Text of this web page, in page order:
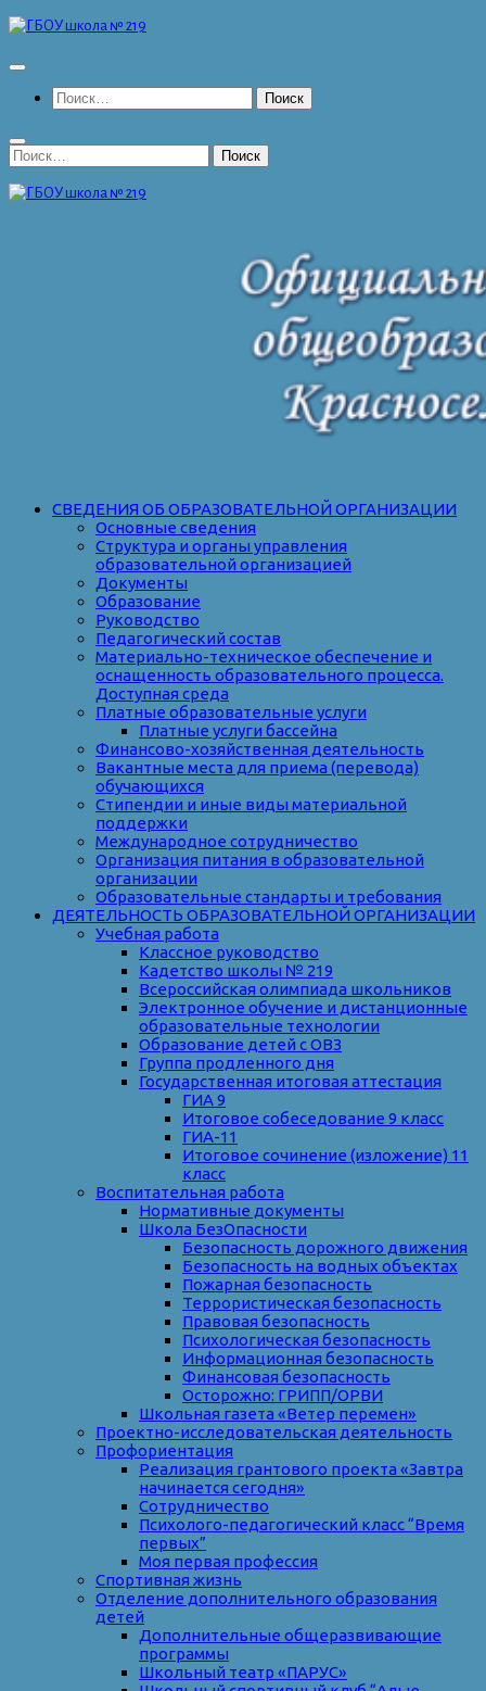
Перейти
содержимому
Найти:
Найти:
СВЕДЕНИЯ ОБ ОБРАЗОВАТЕЛЬНОЙ ОРГАНИЗАЦИИ
Основные сведения
Структура и органы управления
образовательной организацией
Документы
Образование
Руководство
Педагогический состав
Материально-техническое обеспечение и
оснащенность образовательного процесса.
Доступная среда
Платные образовательные услуги
Платные услуги бассейна
Финансово-хозяйственная деятельность
Вакантные места для приема (перевода)
обучающихся
Стипендии и иные виды материальной
поддержки
Международное сотрудничество
Организация питания в образовательной
организации
Образовательные стандарты и требования
ДЕЯТЕЛЬНОСТЬ ОБРАЗОВАТЕЛЬНОЙ ОРГАНИЗАЦИИ
Учебная работа
Классное руководство
Кадетство школы № 219
Всероссийская олимпиада школьников
Электронное обучение и дистанционные
образовательные технологии
Образование детей с ОВЗ
Группа продленного дня
Государственная итоговая аттестация
ГИА 9
Итоговое собеседование 9 класс
ГИА-11
Итоговое сочинение (изложение) 11
класс
Воспитательная работа
Нормативные документы
Школа БезОпасности
Безопасность дорожного движения
Безопасность на водных объектах
Пожарная безопасность
Террористическая безопасность
Правовая безопасность
Психологическая безопасность
Информационная безопасность
Финансовая безопасность
Осторожно: ГРИПП/ОРВИ
Школьная газета «Ветер перемен»
Проектно-исследовательская деятельность
Профориентация
Реализация грантового проекта «Завтра
начинается сегодня»
Сотрудничество
Психолого-педагогический класс “Время
первых”
Моя первая профессия
Спортивная жизнь
Отделение дополнительного образования
детей
Дополнительные общеразвивающие
программы
Школьный театр «ПАРУС»